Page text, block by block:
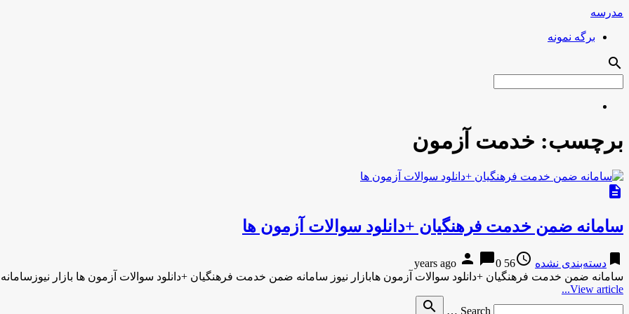
مدرسه
برگه نمونه
search
برچسب: خدمت آزمون
description
سامانه ضمن خدمت فرهنگیان +دانلود سوالات آزمون ها
bookmark دسته‌بندی نشده access_time
56 years ago
person chat_bubble0
سامانه ضمن خدمت فرهنگیان +دانلود سوالات آزمون هابازار نیوز سامانه ضمن خدمت فرهنگیان +دانلود سوالات آزمون ها بازار
View article...
Search …
search